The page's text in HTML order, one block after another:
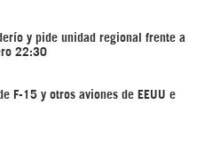
y pide unidad regional frente a
22:30
F-15 y otros aviones de EEUU e